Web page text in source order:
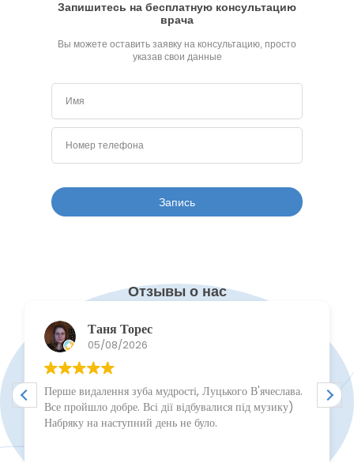
Запишитесь на бесплатную консультацию
врача
Вы можете оставить заявку на консультацию, просто
указав свои данные
Отзывы о нас
Таня Торес
05/08/2026
Перше видалення зуба мудрості, Луцького В'ячеслава.
Все пройшло добре. Всі дії відбувалися під музику)
Набряку на наступний день не було.